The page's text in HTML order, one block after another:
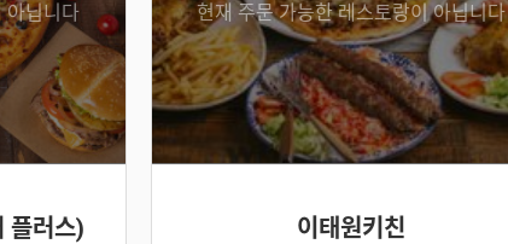
아닙니다
플러스)
현재 주문 가능한 레스토랑이 아닙니다
이태원키친